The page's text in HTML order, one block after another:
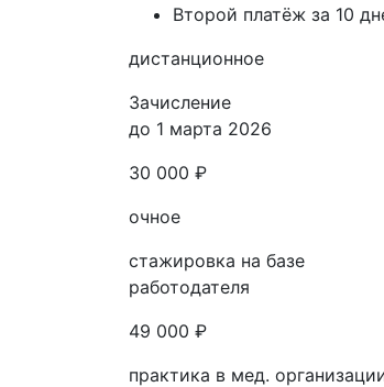
Второй платёж за 10
дистанционное
Зачисление
до 1 марта 2026
30 000 ₽
очное
стажировка на базе
работодателя
49 000 ₽
практика в мед.